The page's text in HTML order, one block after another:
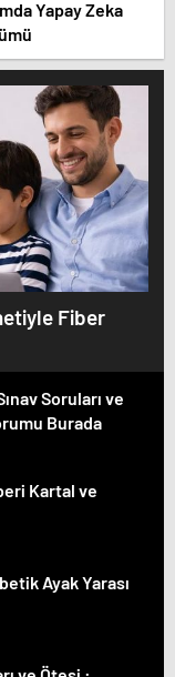
Yapay Zeka
Fiber
Soruları ve
Burada
Kartal ve
Ayak Yarası